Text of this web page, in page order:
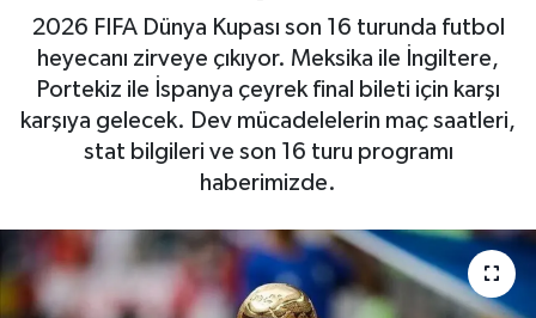
2026 FIFA Dünya Kupası son 16 turunda futbol
heyecanı zirveye çıkıyor. Meksika ile İngiltere,
Portekiz ile İspanya çeyrek final bileti için karşı
karşıya gelecek. Dev mücadelelerin maç saatleri,
stat bilgileri ve son 16 turu programı
haberimizde.
Haberde İnsan
Kültür Sanat
Magazin
Manşet Altı
Manşetler